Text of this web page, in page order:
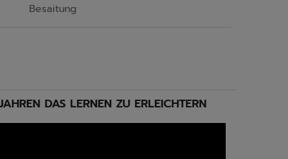
Besaitung
DAS LERNEN ZU ERLEICHTERN